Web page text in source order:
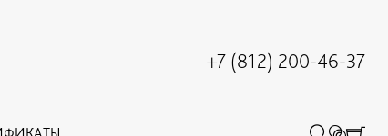
+7 (812) 200-46-37